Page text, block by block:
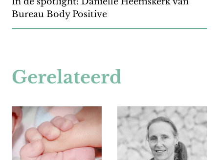
Bureau Body Positive
Gerelateerd